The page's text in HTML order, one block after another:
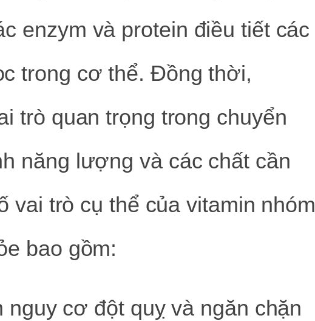
enzym và protein điều tiết các
trong cơ thể. Đồng thời,
trò quan trọng trong chuyển
năng lượng và các chất cần
vai trò cụ thể của vitamin nhóm
bao gồm:
nguy cơ đột quỵ và ngăn chặn